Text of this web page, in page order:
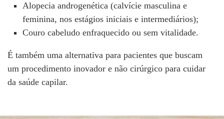
Alopecia androgenética (calvície masculina e
feminina, nos estágios iniciais e intermediários);
Couro cabeludo enfraquecido ou sem vitalidade.
É também uma alternativa para pacientes que buscam
um procedimento inovador e não cirúrgico para cuidar
da saúde capilar.